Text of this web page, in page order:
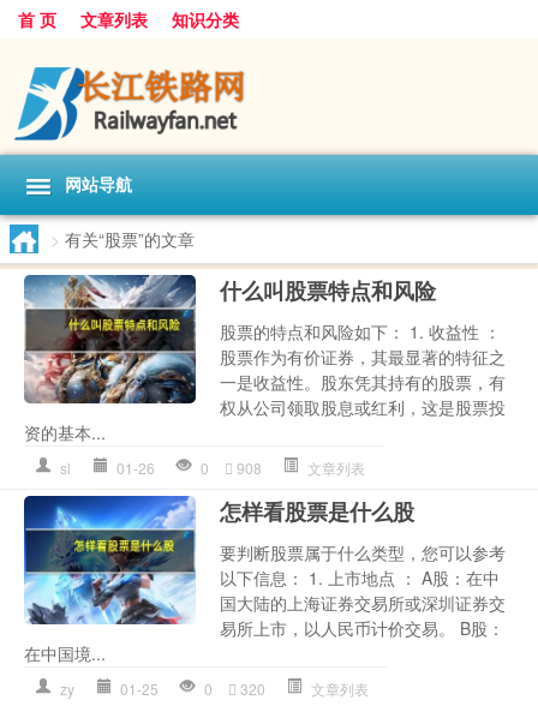
首 页 文章列表 知识分类
网站导航
> 有关“股票”的文章
什么叫股票特点和风险
股票的特点和风险如下： 1. 收益性 ：
股票作为有价证券，其最显著的特征之
一是收益性。股东凭其持有的股票，有
权从公司领取股息或红利，这是股票投
资的基本...
sl 01-26 0 908 文章列表
怎样看股票是什么股
要判断股票属于什么类型，您可以参考
以下信息： 1. 上市地点 ： A股：在中
国大陆的上海证券交易所或深圳证券交
易所上市，以人民币计价交易。 B股：
在中国境...
zy 01-25 0 320 文章列表